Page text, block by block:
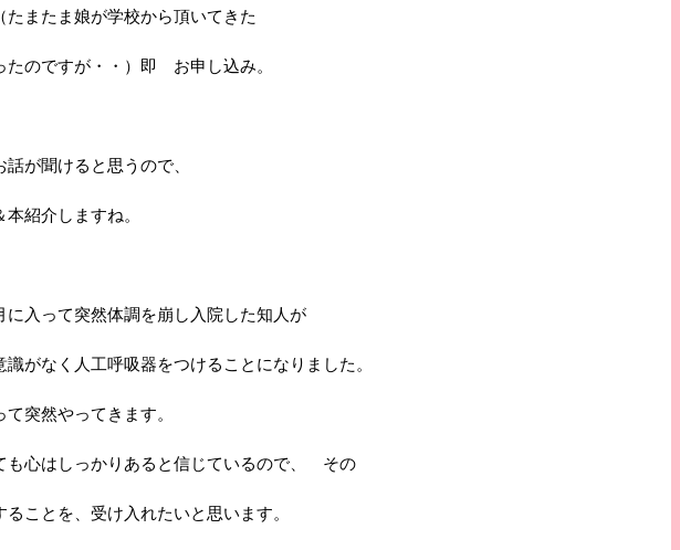
たまたま娘が学校から頂いてきた
たのですが・・）即 お申し込み。
話が聞けると思うので、
本紹介しますね。
入って突然体調を崩し入院した知人が
識がなく人工呼吸器をつけることになりました。
て突然やってきます。
も心はしっかりあると信じているので、 その
ることを、受け入れたいと思います。